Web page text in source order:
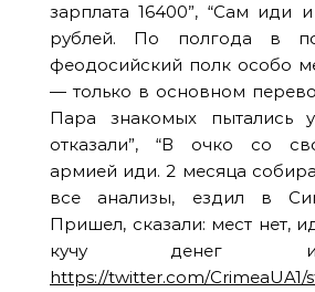
зарплата 16400”, “Сам иди
рублей. По полгода в
феодосийский полк особо
— только в основном
Пара знакомых пытались
отказали”, “В очко со
армией иди. 2 месяца
все анализы, ездил в
Пришел, сказали: мест нет,
кучу денег и
https://twitter.com/CrimeaUA1/